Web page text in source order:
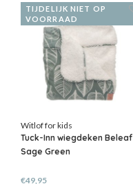
TIJDELIJK NIET OP
VOORRAAD
Witlof for kids
Tuck-Inn wiegdeken Beleaf
Sage Green
€49,95